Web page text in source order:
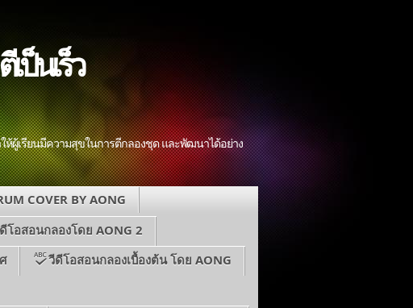
ป็นเร็ว
ห้ผู้เรียนมีความสุขในการตีกลองชุด และพัฒนาได้อย่าง
COVER BY AONG
โอสอนกลองโดย AONG 2
วีดีโอสอนกลองเบื้องต้น โดย AONG